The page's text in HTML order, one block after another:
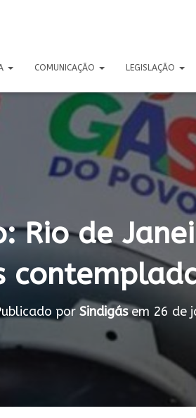
COMUNICAÇÃO LEGISLAÇÃO
Rio de
por Sindigásem 26 de